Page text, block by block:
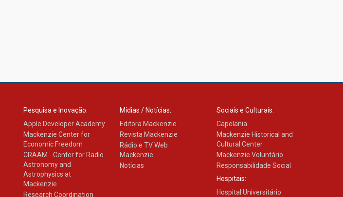
Pesquisa e Inovação:
Apple Developer Academy
Mackenzie Center for
Economic Freedom
CRAAM - Center for Radio
Astronomy and
Astrophysics at
Mackenzie
Research Coordination
Mídias / Notícias:
Editora Mackenzie
Revista Mackenzie
Rádio e TV Web
Mackenzie
Notícias
Sociais e Culturais:
Capelania
Mackenzie Historical and
Cultural Center
Mackenzie Voluntário
Responsabilidade Social
Hospitais:
Hospital Universitário